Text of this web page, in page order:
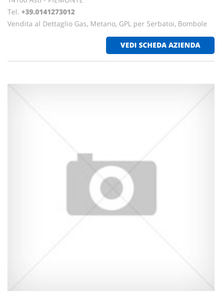
Tel. +39.0141273012
Vendita al Dettaglio Gas, Metano, GPL per Serbatoi, Bombole
VEDI SCHEDA AZIENDA